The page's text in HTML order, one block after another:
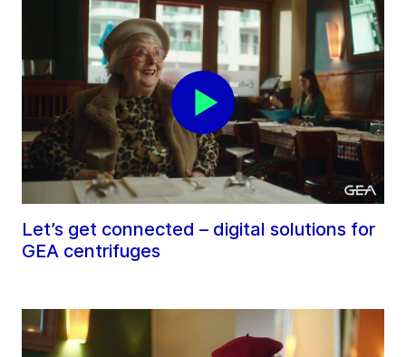
Let’s get connected – digital solutions for
GEA centrifuges